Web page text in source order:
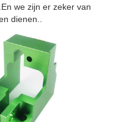
we zijn er zeker van
dienen..